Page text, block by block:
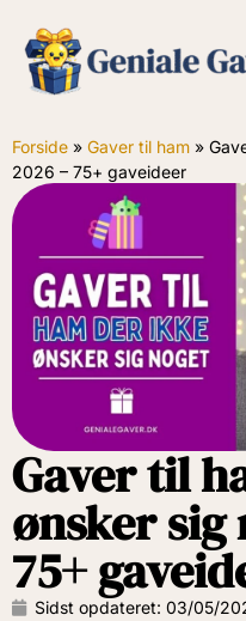
Forside » Gaver til ham »
2026 – 75+ gaveideer
Gaver til
ønsker sig
75+
Sidst opdateret: 03/05/